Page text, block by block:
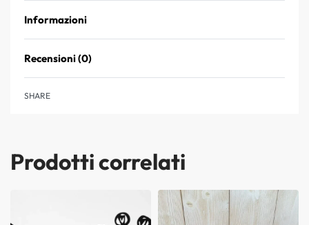
Informazioni
Recensioni (0)
SHARE
Prodotti correlati